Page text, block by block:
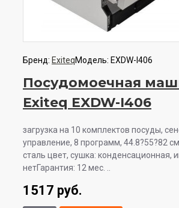
Бренд: ExiteqМодель: EXDW-I406
Посудомоечная
Exiteq EXDW-I406
загрузка на 10 комплектов посуды,
управление, 8 программ, 44.8?55?82
сталь цвет, сушка: конденсационная,
нетГарантия: 12 мес. ..
1517 руб.